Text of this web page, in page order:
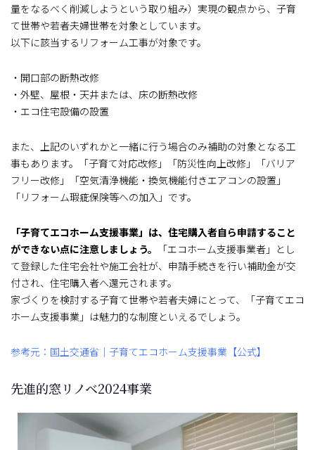
量をなるべく削減しようという取り組み）実現の観点から、子育
て世帯や若者夫婦世帯を対象としています。
以下に該当するリフォーム工事が対象です。
・開口部の断熱改修
・外壁、屋根・天井または、床の断熱改修
・エコ住宅設備の設置
また、上記のいずれかと一緒に行う場合のみ補助の対象となる工
事もあります。「子育て対応改修」「防災性向上改修」「バリア
フリー改修」「空気清浄機能・換気機能付きエアコンの設置」
「リフォーム瑕疵保険等への加入」です。
「子育てエコホーム支援事業」は、住宅購入者自ら申請すること
ができない点に注意しましょう。
「エコホーム支援事業者」とし
て登録した住宅会社や施工会社が、申請手続きを行い補助金が交
付され、住宅購入者へ還元されます。
家づくりを検討する子育て世帯や若者夫婦にとって、「子育てエコ
ホーム支援事業」は魅力的な制度といえるでしょう。
参考元：国土交通省｜子育てエコホーム支援事業【公式】
先進的窓リノベ2024事業